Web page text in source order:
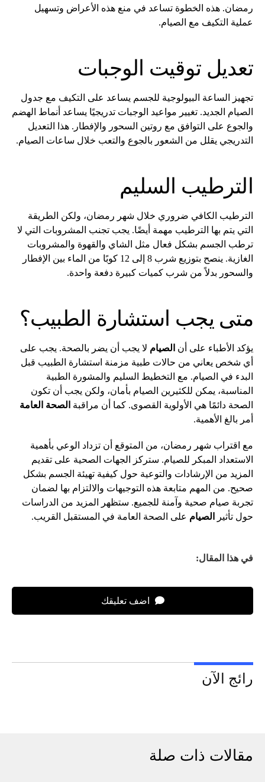
رمضان. هذه الخطوة تساعد في منع هذه الأعراض وتسهيل
عملية التكيف مع الصيام.
تعديل توقيت الوجبات
تجهيز الساعة البيولوجية للجسم يساعد على التكيف مع جدول
الصيام الجديد. تغيير مواعيد الوجبات تدريجيًا يساعد أنماط الهضم
والجوع على التوافق مع روتين السحور والإفطار. هذا التعديل
التدريجي يقلل من الشعور بالجوع والتعب خلال ساعات الصيام.
الترطيب السليم
الترطيب الكافي ضروري خلال شهر رمضان، ولكن الطريقة
التي يتم بها الترطيب مهمة أيضًا. يجب تجنب المشروبات التي لا
ترطب الجسم بشكل فعال مثل الشاي والقهوة والمشروبات
الغازية. ينصح بتوزيع شرب 8 إلى 12 كوبًا من الماء بين الإفطار
والسحور بدلاً من شرب كميات كبيرة دفعة واحدة.
متى يجب استشارة الطبيب؟
يؤكد الأطباء على أن الصيام لا يجب أن يضر بالصحة. يجب على
أي شخص يعاني من حالات طبية مزمنة استشارة الطبيب قبل
البدء في الصيام. مع التخطيط السليم والمشورة الطبية
المناسبة، يمكن للكثيرين الصيام بأمان، ولكن يجب أن تكون
الصحة دائمًا هي الأولوية القصوى. كما أن مراقبة الصحة العامة
أمر بالغ الأهمية.
مع اقتراب شهر رمضان، من المتوقع أن تزداد الوعي بأهمية
الاستعداد المبكر للصيام. ستركز الجهات الصحية على تقديم
المزيد من الإرشادات والتوعية حول كيفية تهيئة الجسم بشكل
صحيح. من المهم متابعة هذه التوجيهات والالتزام بها لضمان
تجربة صيام صحية وآمنة للجميع. ستظهر المزيد من الدراسات
حول تأثير
الصيام على الصحة العامة في المستقبل القريب.
في هذا المقال:
اضف تعليقك
رائج الآن
مقالات ذات صلة